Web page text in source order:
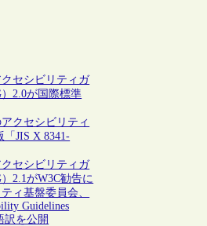
セシビリティガ
2.0が国際標準
クセシビリティ
「JIS X 8341-
セシビリティガ
2.1がW3C勧告に
ィ基盤委員会、
Guidelines
訳を公開